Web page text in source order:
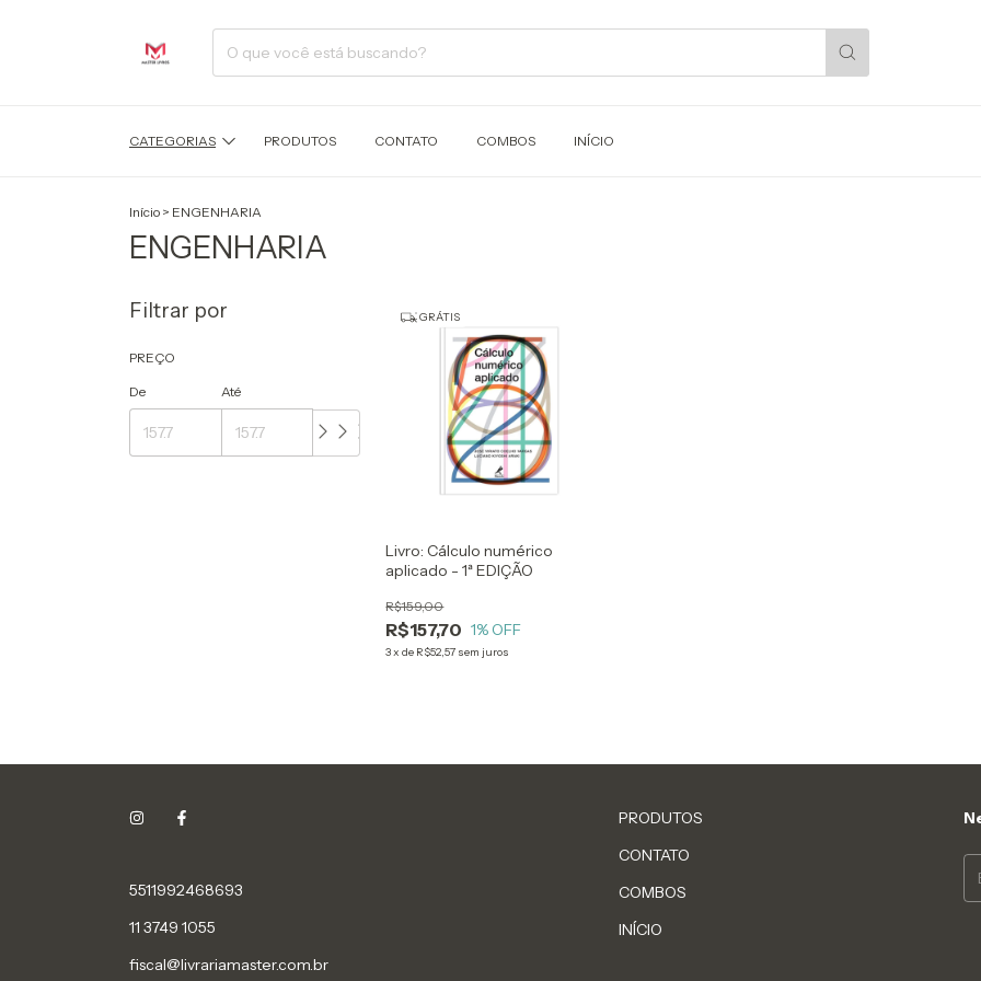
CATEGORIAS PRODUTOS CONTATO COMBOS INÍCIO
Início > ENGENHARIA
ENGENHARIA
Filtrar por
PREÇO
De Até
GRÁTIS
Livro: Cálculo numérico
aplicado - 1ª EDIÇÃO
R$157,70
R$159,00
1% OFF
3xde R$52,57 sem juros
5511992468693
11 3749 1055
fiscal@livrariamaster.com.br
PRODUTOS
CONTATO
COMBOS
INÍCIO